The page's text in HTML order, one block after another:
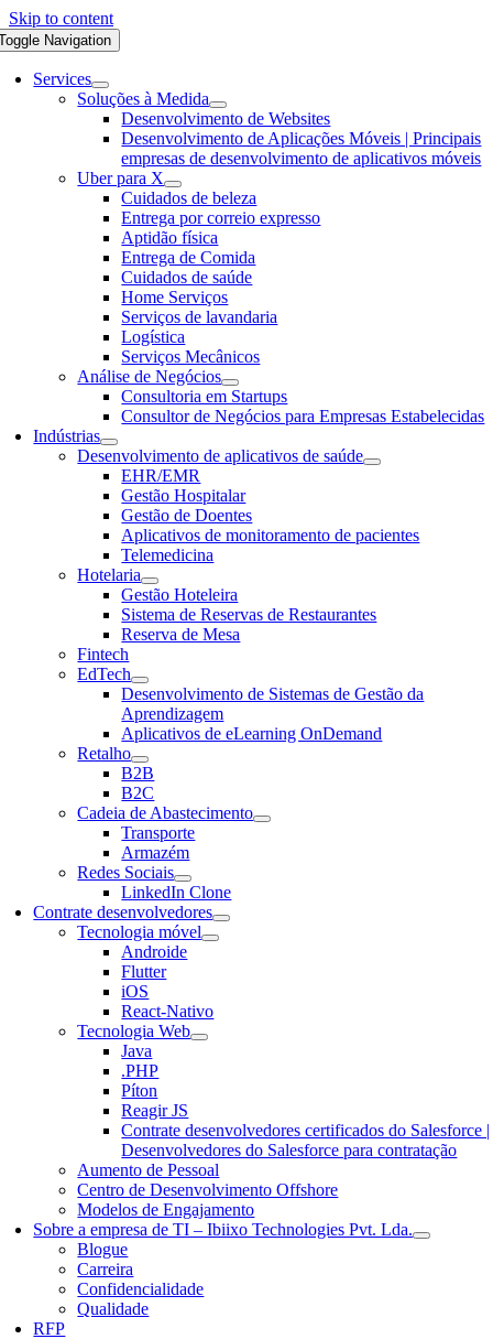
Skip to content
Navigation
Services
Soluções à Medida
Desenvolvimento de Websites
Desenvolvimento de Aplicações Móveis | Principais
empresas de desenvolvimento de aplicativos móveis
Uber para X
Cuidados de beleza
Entrega por correio expresso
Aptidão física
Entrega de Comida
Cuidados de saúde
Home Serviços
Serviços de lavandaria
Logística
Serviços Mecânicos
Análise de Negócios
Consultoria em Startups
Consultor de Negócios para Empresas Estabelecidas
Indústrias
Desenvolvimento de aplicativos de saúde
EHR/EMR
Gestão Hospitalar
Gestão de Doentes
Aplicativos de monitoramento de pacientes
Telemedicina
Hotelaria
Gestão Hoteleira
Sistema de Reservas de Restaurantes
Reserva de Mesa
Fintech
EdTech
Desenvolvimento de Sistemas de Gestão da
Aprendizagem
Aplicativos de eLearning OnDemand
Retalho
B2B
B2C
Cadeia de Abastecimento
Transporte
Armazém
Redes Sociais
LinkedIn Clone
Contrate desenvolvedores
Tecnologia móvel
Androide
Flutter
iOS
React-Nativo
Tecnologia Web
Java
.PHP
Píton
Reagir JS
Contrate desenvolvedores certificados do Salesforce |
Desenvolvedores do Salesforce para contratação
Aumento de Pessoal
Centro de Desenvolvimento Offshore
Modelos de Engajamento
Sobre a empresa de TI – Ibiixo Technologies Pvt. Lda.
Blogue
Carreira
Confidencialidade
Qualidade
RFP